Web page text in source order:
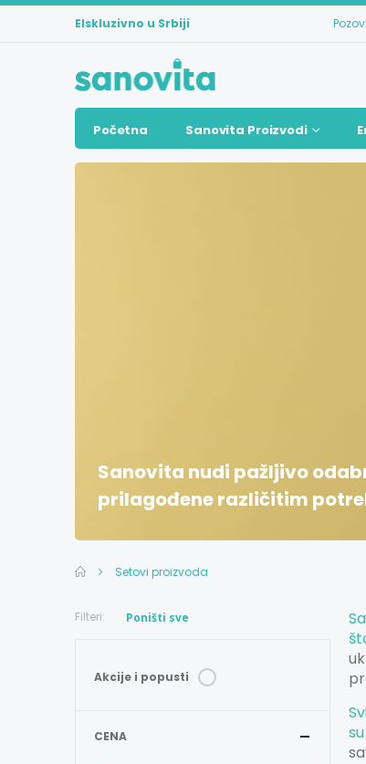
Elskluzivno u Srbiji
Početna Sanovita Proizvodi
Sanovita nudi pažljivo
prilagođene različitim
Setovi proizvoda
Filteri: Poništi sve
Akcije i popusti
CENA